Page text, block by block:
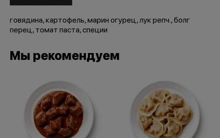
говядина, картофель, марин огурец, лук репч., болг
перец, томат паста, специи
Мы рекомендуем